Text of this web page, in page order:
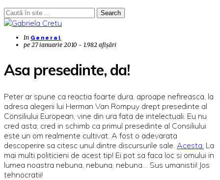
Search
In General
pe 27 ianuarie 2010 - 1.982 afișări
Asa presedinte, da!
Peter ar spune ca reactia foarte dura, aproape nefireasca, la
adresa alegerii lui Herman Van Rompuy drept presedinte al
Consiliului European, vine din ura fata de intelectuali. Eu nu
cred asta; cred in schimb ca primul presedinte al Consiliului
este un om realmente cultivat. A fost o adevarata
descoperire sa citesc unul dintre discursurile sale. Acesta. La
mai multi politicieni de acest tip! Ei pot sa faca loc si omului in
lumea noastra nebuna, nebuna, nebuna… Sus umanistii! Jos
tehnocratii!